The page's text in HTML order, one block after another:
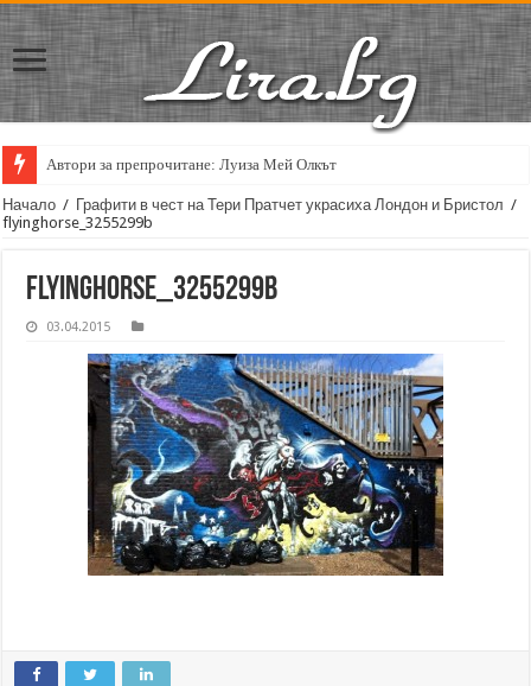
Автори за препрочитане: Луиза Мей Олкът
Начало / Графити в чест на Тери Пратчет украсиха Лондон и Бристол /
flyinghorse_3255299b
flyinghorse_3255299b
03.04.2015